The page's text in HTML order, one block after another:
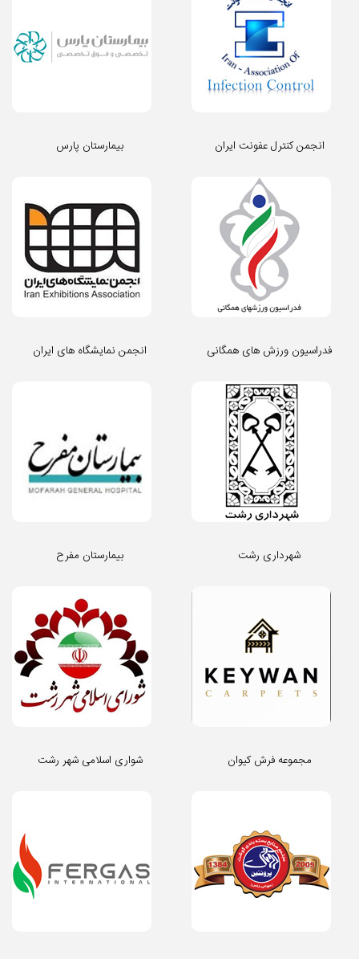
بیمارستان پارس انجمن کنترل عفونت ایران
انجمن نمایشگاه های ایران فدراسیون ورزش های همگانی
بیمارستان مفرح شهرداری رشت
شواری اسلامی شهر رشت مجموعه فرش کیوان